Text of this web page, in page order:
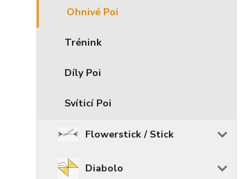
Ohnivé Poi
Trénink
Díly Poi
Svíticí Poi
Flowerstick / Stick
Diabolo